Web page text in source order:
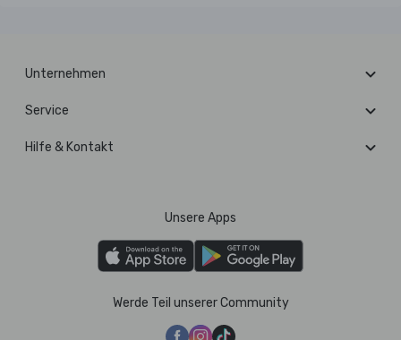
Unternehmen
Service
Hilfe & Kontakt
Unsere Apps
Werde Teil unserer Community